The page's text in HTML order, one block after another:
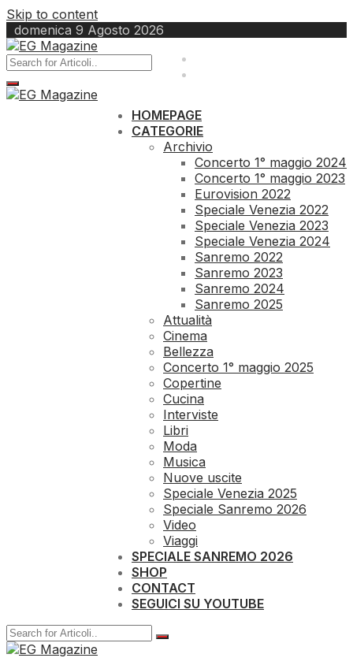
Skip to content
domenica 9 Agosto 2026
HOMEPAGE
CATEGORIE
Archivio
Concerto 1° maggio 2024
Concerto 1° maggio 2023
Eurovision 2022
Speciale Venezia 2022
Speciale Venezia 2023
Speciale Venezia 2024
Sanremo 2022
Sanremo 2023
Sanremo 2024
Sanremo 2025
Attualità
Cinema
Bellezza
Concerto 1° maggio 2025
Copertine
Cucina
Interviste
Libri
Moda
Musica
Nuove uscite
Speciale Venezia 2025
Speciale Sanremo 2026
Video
Viaggi
SPECIALE SANREMO 2026
SHOP
CONTACT
SEGUICI SU YOUTUBE